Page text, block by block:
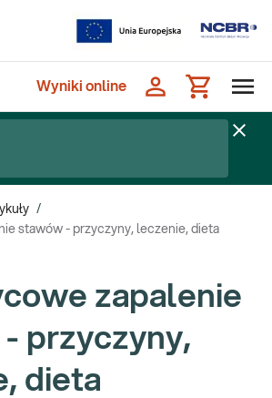
Wyniki online
/
stawów - przyczyny, leczenie, dieta
zapalenie
przyczyny,
dieta